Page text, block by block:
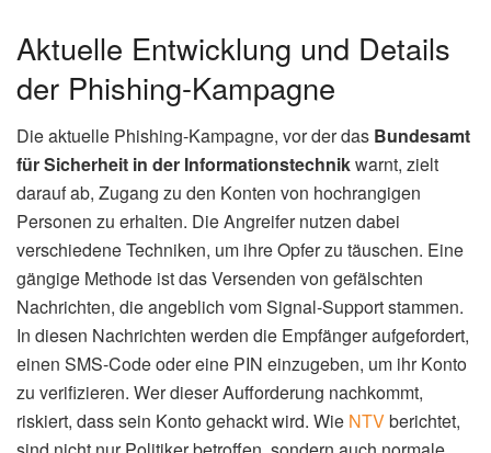
Aktuelle Entwicklung und Details
der Phishing-Kampagne
Die aktuelle Phishing-Kampagne, vor der das Bundesamt
für Sicherheit in der Informationstechnikwarnt, zielt
darauf ab, Zugang zu den Konten von hochrangigen
Personen zu erhalten. Die Angreifer nutzen dabei
verschiedene Techniken, um ihre Opfer zu täuschen. Eine
gängige Methode ist das Versenden von gefälschten
Nachrichten, die angeblich vom Signal-Support stammen.
In diesen Nachrichten werden die Empfänger aufgefordert,
einen SMS-Code oder eine PIN einzugeben, um ihr Konto
zu verifizieren. Wer dieser Aufforderung nachkommt,
riskiert, dass sein Konto gehackt wird. Wie NTVberichtet,